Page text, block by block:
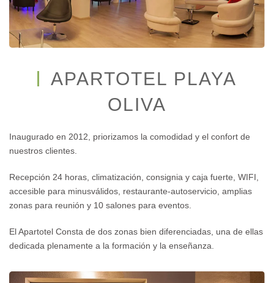
APARTOTEL PLAYA
OLIVA
Inaugurado en 2012, priorizamos la comodidad y el confort de
nuestros clientes.
Recepción 24 horas, climatización, consignia y caja fuerte, WIFI,
accesible para minusválidos, restaurante-autoservicio, amplias
zonas para reunión y 10 salones para eventos.
El Apartotel Consta de dos zonas bien diferenciadas, una de ellas
dedicada plenamente a la formación y la enseñanza.